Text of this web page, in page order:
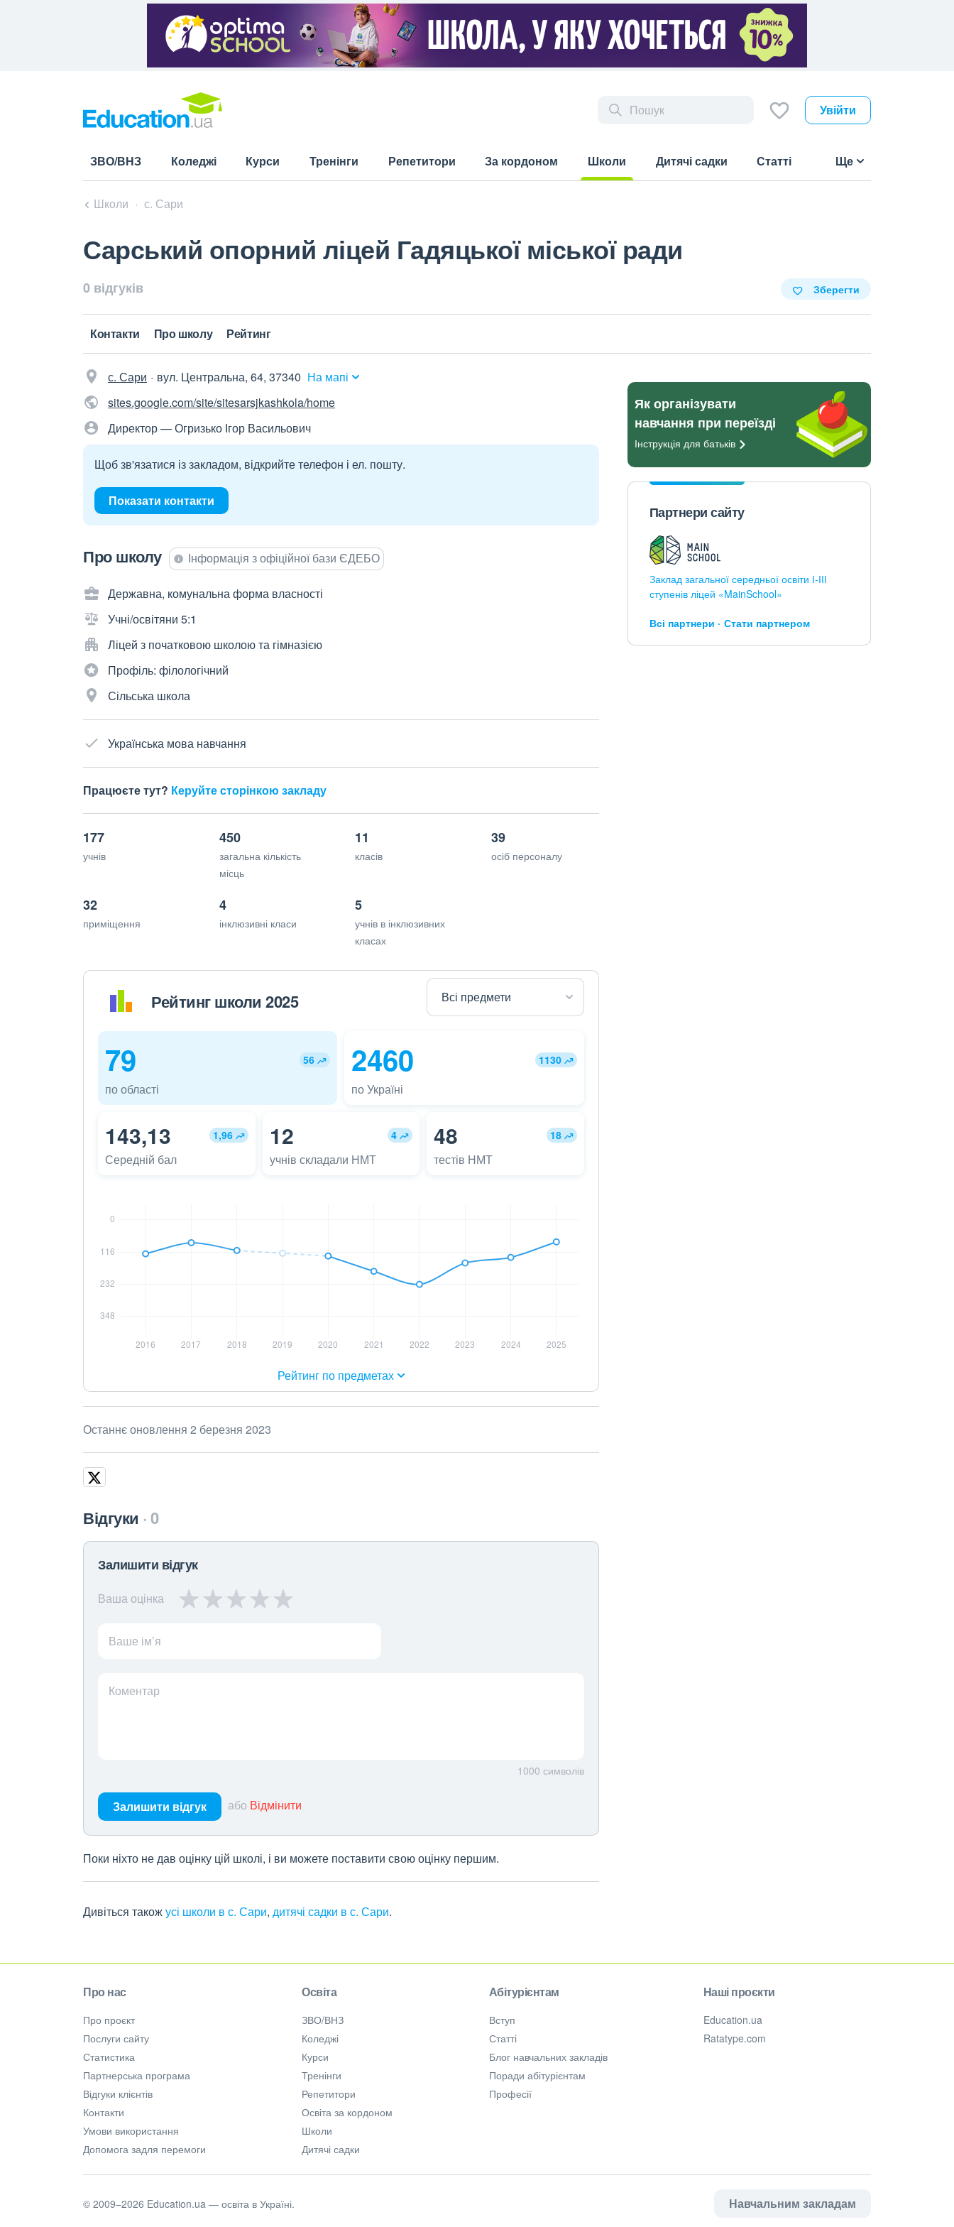
Увійти
ЗВО/ВНЗ Коледжі Курси Тренінги Репетитори За кордоном
Школи
Дитячі садки Статті Ще
Школи с. Сари
Сарський опорний ліцей Гадяцької міської ради
0 відгуків Зберегти
Контакти Про школу Рейтинг
с. Сари вул. Центральна, 64, 37340 На мапі
sites.google.com/site/sitesarsjkashkola/home
Директор — Огризько Ігор Васильович
Щоб зв'язатися із закладом, відкрийте телефон і ел. пошту.
Показати контакти
Про школу Інформація з офіційної бази ЄДЕБО
Державна, комунальна форма власності
Учні/освітяни 5:1
Ліцей з початковою школою та гімназією
Профіль: філологічний
Сільська школа
Українська мова навчання
Працюєте тут? Керуйте сторінкою закладу
177
учнів
450
загальна кількість
місць
11
класів
39
осіб персоналу
32
приміщення
4
інклюзивні класи
5
учнів в інклюзивних
класах
Рейтинг школи 2025
79 56
по області
2460 1130
по Україні
143,13 1,96
Середній бал
12 4
учнів складали НМТ
48 18
тестів НМТ
Рейтинг по предметах
Останнє оновлення 2 березня 2023
Відгуки 0
Залишити відгук
Ваша оцінка
Ваше ім’я
Коментар
1000 символів
Залишити відгук або Відмінити
Поки ніхто не дав оцінку цій школі, і ви можете поставити свою оцінку першим.
Дивіться такожусі школи в с. Сари, дитячі садки в с. Сари.
Як організувати
навчання при переїзді
Інструкція для батьків
Партнери сайту
Заклад загальної середньої освіти І-ІІІ
ступенів ліцей «MainSchool»
Всі партнери Стати партнером
Про нас
Про проєкт
Послуги сайту
Статистика
Партнерська програма
Відгуки клієнтів
Контакти
Умови використання
Допомога задля перемоги
Освіта
ЗВО/ВНЗ
Коледжі
Курси
Тренінги
Репетитори
Освіта за кордоном
Школи
Дитячі садки
Абітурієнтам
Вступ
Статті
Блог навчальних закладів
Поради абітурієнтам
Професії
Наші проєкти
Education.ua
Ratatype.com
Навчальним закладам
© 2009–2026 Education.ua — освіта в Україні.